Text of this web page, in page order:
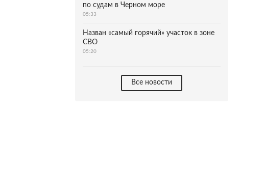
по судам в Черном море
05:33
Назван «самый горячий» участок в зоне
СВО
05:20
Все новости